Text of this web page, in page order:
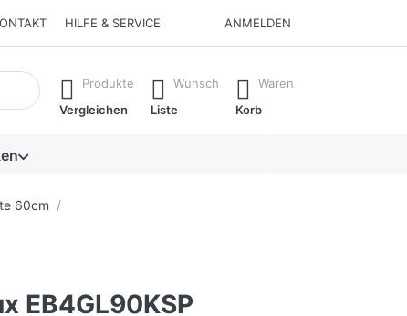
HILFE & SERVICE ANMELDEN
erste Ergebnisse. Drücken Sie die Eingabetaste, um alle
Produkte
Vergleichen
Wunsch
Liste
Waren
Korb
60cm
EB4GL90KSP